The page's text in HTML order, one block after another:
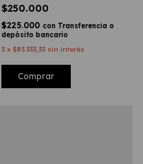
$250.000
$225.000 con Transferencia o
depósito bancario
3 x $83.333,33 sin interés
Comprar